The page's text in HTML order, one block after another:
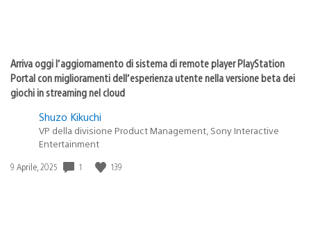
Arriva oggi l’aggiornamento di sistema di remote player PlayStation
Portal con miglioramenti dell’esperienza utente nella versione beta dei
giochi in streaming nel cloud
Shuzo Kikuchi
VP della divisione Product Management, Sony Interactive
Entertainment
Data
9 Aprile, 2025 1 139